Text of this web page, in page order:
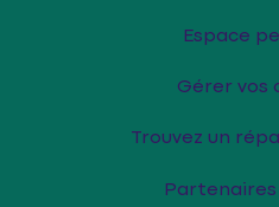
Espace
Gérer vos
Trouvez un
Partenaires